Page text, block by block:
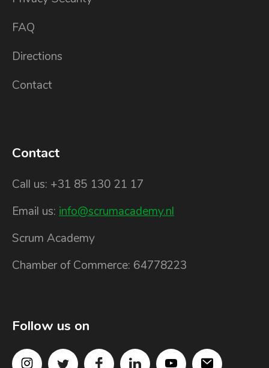
FAQ
Directions
Contact
Contact
Call us: +31 85 130 21 17
Email us: info@scrumacademy.nl
Scrum Academy
Chamber of Commerce: 64778223
Follow us on